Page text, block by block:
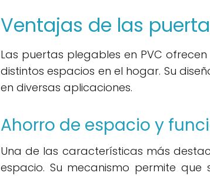
Ventajas de las
Las puertas plegables en PVC
distintos espacios en el hogar. Su
en diversas aplicaciones.
Ahorro de espacio y
Una de las características más
espacio. Su mecanismo permite